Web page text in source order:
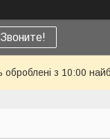
Звоните!
з 10:00